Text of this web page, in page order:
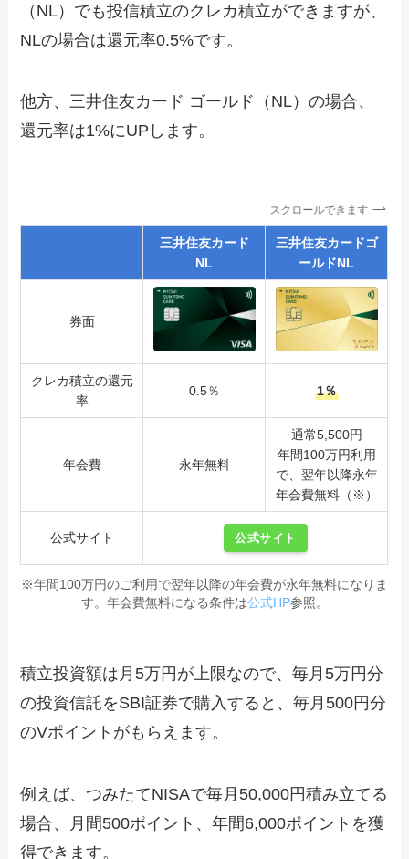
（NL）でも投信積立のクレカ積立ができますが、
NLの場合は還元率0.5%です。
他方、三井住友カード ゴールド（NL）の場合、
還元率は1%にUPします。
スクロールできます
三井住友カード
NL
三井住友カードゴ
ールドNL
券面
クレカ積立の還元
率
0.5％ 1％
年会費 永年無料
通常5,500円
年間100万円利用
で、翌年以降永年
年会費無料（※）
公式サイト 公式サイト
※年間100万円のご利用で翌年以降の年会費が永年無料になりま
す。年会費無料になる条件は公式HP参照。
積立投資額は月5万円が上限なので、毎月5万円分
の投資信託をSBI証券で購入すると、毎月500円分
のVポイントがもらえます。
例えば、つみたてNISAで毎月50,000円積み立てる
場合、月間500ポイント、年間6,000ポイントを獲
得できます。